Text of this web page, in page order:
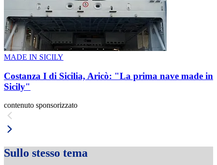
MADE IN SICILY
Costanza I di Sicilia, Aricò: "La prima nave made in
Sicily"
contenuto sponsorizzato
Sullo stesso tema